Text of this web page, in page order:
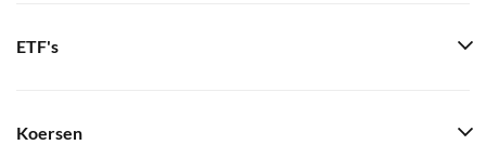
ETF's
Koersen